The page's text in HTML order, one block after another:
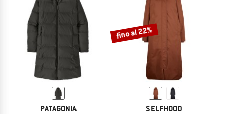
PATAGONIA
fino al 22%
SELFHOOD